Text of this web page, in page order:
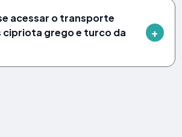
acessar o transporte
cipriota grego e turco da